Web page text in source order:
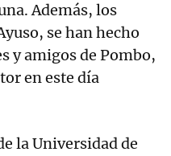
Además, los
se han hecho
y amigos de Pombo,
en este día
la Universidad de